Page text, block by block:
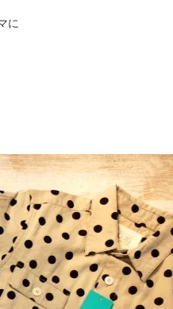
に